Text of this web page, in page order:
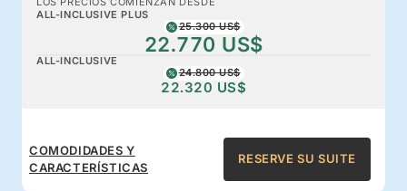
ALL-INCLUSIVE PLUS
25.300 US$
22.770 US$
ALL-INCLUSIVE
24.800 US$
22.320 US$
COMODIDADES Y
CARACTERÍSTICAS
RESERVE SU SUITE